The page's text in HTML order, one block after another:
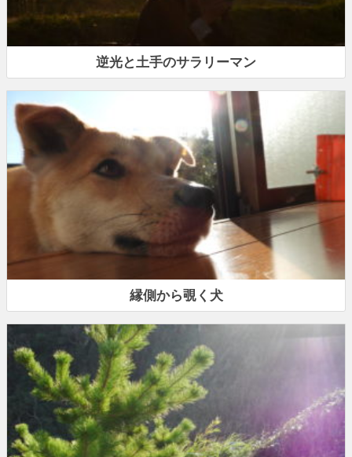
逆光と土手のサラリーマン
縁側から覗く犬